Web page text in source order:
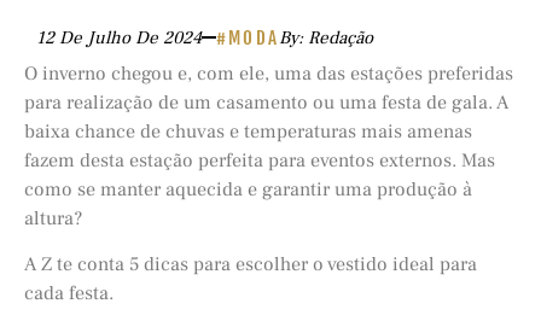
12 De Julho De 2024 #MODABy: Redação
O inverno chegou e, com ele, uma das estações preferidas
para realização de um casamento ou uma festa de gala. A
baixa chance de chuvas e temperaturas mais amenas
fazem desta estação perfeita para eventos externos. Mas
como se manter aquecida e garantir uma produção à
altura?
A Z te conta 5 dicas para escolher o vestido ideal para
cada festa.